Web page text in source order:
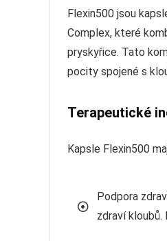
Flexin500 jsou
Complex, které
pryskyřice. Tato
pocity spojené s
Terapeutické
Kapsle Flexin500
Podpora
zdraví